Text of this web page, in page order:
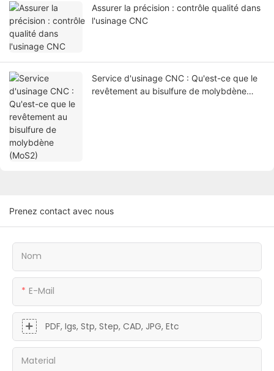
Assurer la précision : contrôle qualité dans
l'usinage CNC
Service d'usinage CNC : Qu'est-ce que le
revêtement au bisulfure de molybdène
Prenez contact avec nous
Nom
E-Mail
PDF, Igs, Stp, Step, CAD, JPG, Etc
Material